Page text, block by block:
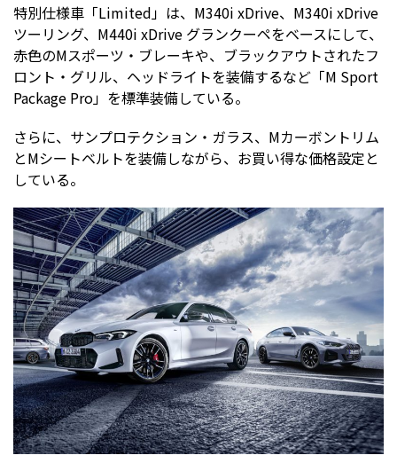
特別仕様車「Limited」は、M340i xDrive、M340i xDrive
ツーリング、M440i xDrive グランクーペをベースにして、
赤色のMスポーツ・ブレーキや、ブラックアウトされたフ
ロント・グリル、ヘッドライトを装備するなど「M Sport
Package Pro」を標準装備している。
さらに、サンプロテクション・ガラス、Mカーボントリム
とMシートベルトを装備しながら、お買い得な価格設定と
している。